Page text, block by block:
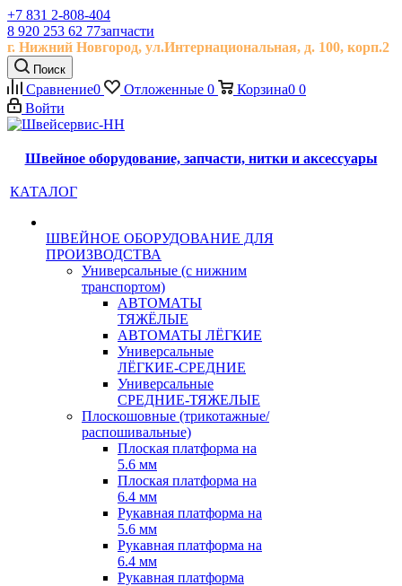
+7 831 2-808-404
8 920 253 62 77запчасти
г. Нижний Новгород, ул.Интернациональная, д. 100, корп.2
Поиск
Сравнение0 Отложенные 0 Корзина0 0
Войти
Швейное оборудование, запчасти, нитки и аксессуары
КАТАЛОГ
ШВЕЙНОЕ ОБОРУДОВАНИЕ ДЛЯ
ПРОИЗВОДСТВА
Универсальные (с нижним
транспортом)
АВТОМАТЫ
ТЯЖЁЛЫЕ
АВТОМАТЫ ЛЁГКИЕ
Универсальные
ЛЁГКИЕ-СРЕДНИЕ
Универсальные
СРЕДНИЕ-ТЯЖЕЛЫЕ
Плоскошовные (трикотажные/
распошивальные)
Плоская платформа на
5.6 мм
Плоская платформа на
6.4 мм
Рукавная платформа на
5.6 мм
Рукавная платформа на
6.4 мм
Рукавная платформа